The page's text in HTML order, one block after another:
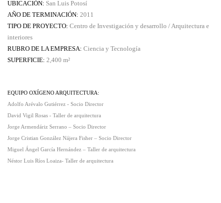
UBICACIÓN: San Luis Potosí
AÑO DE TERMINACIÓN: 2011
TIPO DE PROYECTO: Centro de Investigación y desarrollo / Arquitectura e
interiores
RUBRO DE LA EMPRESA: Ciencia y Tecnología
SUPERFICIE: 2,400 m²
EQUIPO OXÍGENO ARQUITECTURA:
Adolfo Arévalo Gutiérrez - Socio Director
David Vigil Rosas - Taller de arquitectura
Jorge Armendáriz Serrano – Socio Director
Jorge Cristian González Nájera Fisher – Socio Director
Miguel Ángel García Hernández – Taller de arquitectura
Néstor Luis Ríos Loaiza- Taller de arquitectura